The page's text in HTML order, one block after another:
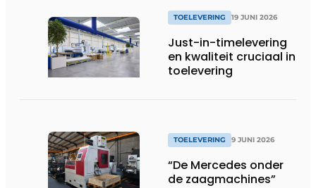
TOELEVERING 19 JUNI 2026
Just-in-timelevering
en kwaliteit cruciaal in
toelevering
TOELEVERING 9 JUNI 2026
“De Mercedes onder
de zaagmachines”